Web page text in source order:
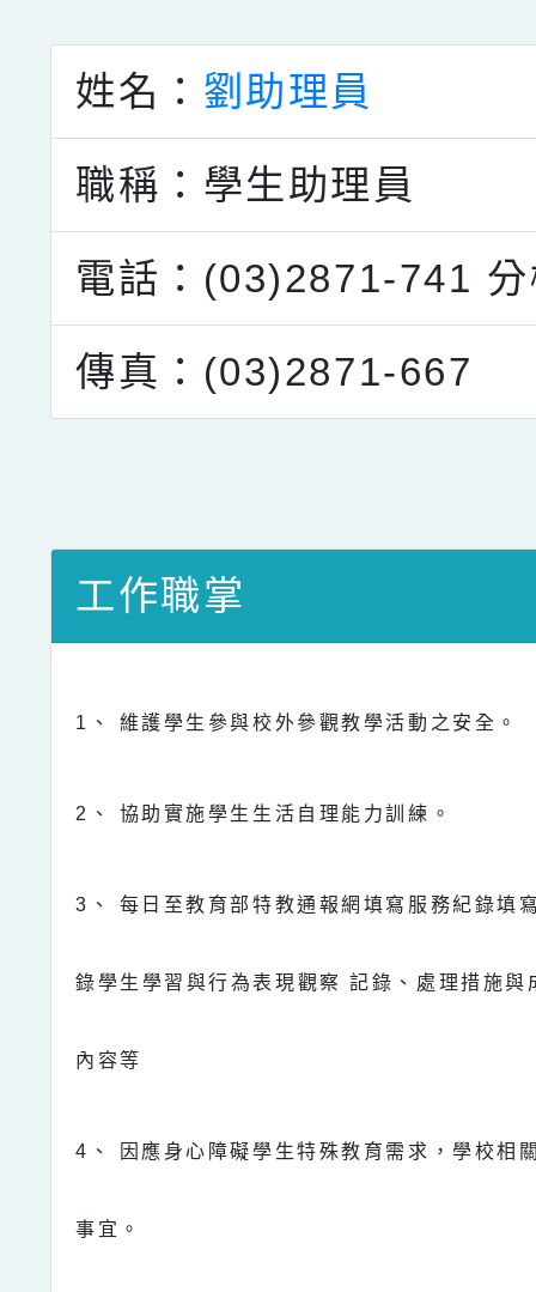
點擊Facebook分享及讚
姓名： 劉助理員
職稱：學生助理員
電話：(03)2871-741
傳真：(03)2871-667
工作職掌
1 、 維護學生參與校外參觀教學活動之安全。
2 、 協助實施學生生活自理能力訓練。
3 、 每日至教育部特教通報網填寫服務紀錄填
錄學生學習與行為表現觀察 記錄、處理措施與
內容等
4 、 因應身心障礙學生特殊教育需求，學校相
事宜。